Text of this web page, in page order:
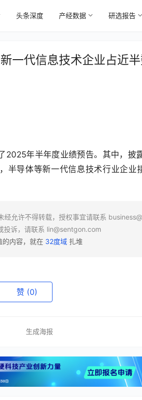
头条深度 产经数据 研选报告
一代信息技术企业占近
2025年半年度业绩预告。其中，披
半导体等新一代信息技术行业企业
经允许不得转载，授权事宜请联系
投诉，请联系 lin@sentgon.com
的内容，就在 32度域扎堆
赞 (0)
生成海报